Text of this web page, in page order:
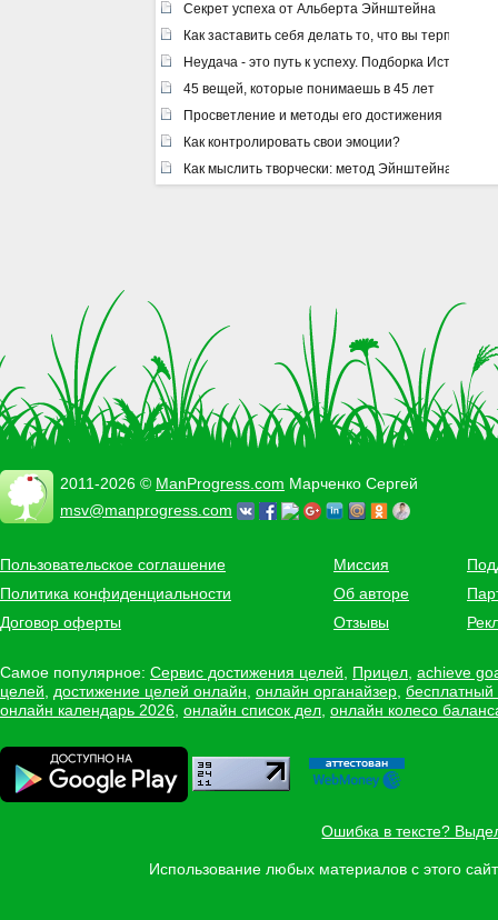
Секрет успеха от Альберта Эйнштейна
Как заставить себя делать то, что вы терпеть
Неудача - это путь к успеху. Подборка Историй
45 вещей, которые понимаешь в 45 лет
Просветление и методы его достижения
Как контролировать свои эмоции?
Как мыслить творчески: метод Эйнштейна
2011-2026 © ManProgress.com Марченко Сергей
msv@manprogress.com
Пользовательское соглашение
Политика конфиденциальности
Договор оферты
Миссия
Об авторе
Отзывы
Самое популярное: Сервис достижения целей Прицел achieve
целей
достижение целей онлайн онлайн органайзер
онлайн календарь 2026 онлайн список дел онлайн колесо
Ошибка в тексте?
Использование любых материалов с этого
Задать вопрос